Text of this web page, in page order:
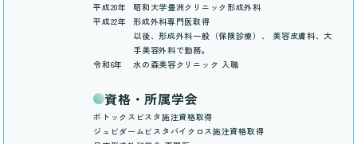
平成20年
昭和大学豊洲クリニック形成外科
平成22年
形成外科専門医取得
以後、形成外科一般（保険診療）、 美容皮膚科、大
手美容外科で勤務。
令和6年
水の森美容クリニック 入職
資格・所属学会
ボトックスビスタ施注資格取得
ジュビダームビスタバイクロス施注資格取得